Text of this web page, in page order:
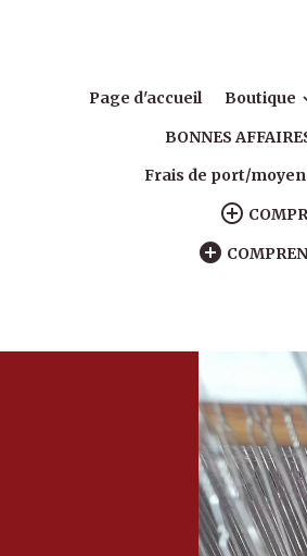
Page d'accueil Boutique
BONNES
Frais de port/